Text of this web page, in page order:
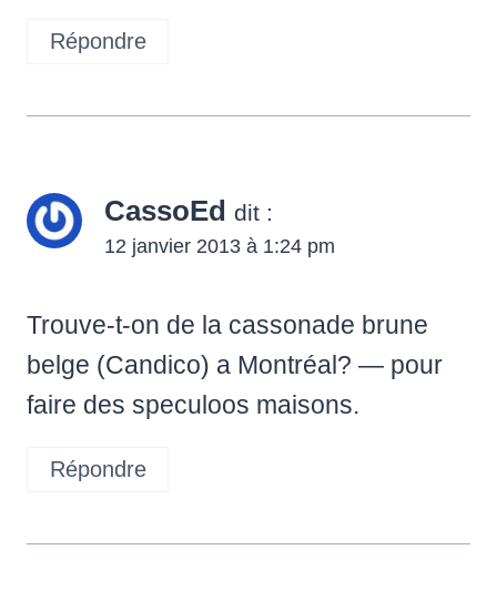
Répondre
CassoEd dit :
12 janvier 2013 à 1:24 pm
Trouve-t-on de la cassonade brune
belge (Candico) a Montréal? — pour
faire des speculoos maisons.
Répondre